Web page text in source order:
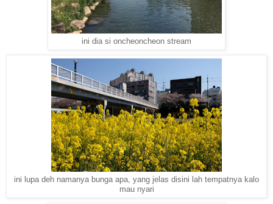
ini dia si oncheoncheon stream
ini lupa deh namanya bunga apa, yang jelas disini lah tempatnya kalo
mau nyari